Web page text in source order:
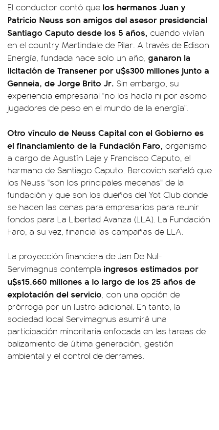
El conductor contó que los hermanos Juan y
Patricio Neuss son amigos del asesor presidencial
Santiago Caputo desde los 5 años, cuando vivían
en el country Martindale de Pilar. A través de Edison
Energía, fundada hace solo un año, ganaron la
licitación de Transener por u$s300 millones junto a
Genneia, de Jorge Brito Jr. Sin embargo, su
experiencia empresarial "no los hacía ni por asomo
jugadores de peso en el mundo de la energía".
Otro vínculo de Neuss Capital con el Gobierno es
el financiamiento de la Fundación Faro, organismo
a cargo de Agustín Laje y Francisco Caputo, el
hermano de Santiago Caputo. Bercovich señaló que
los Neuss "son los principales mecenas" de la
fundación y que son los dueños del Yot Club donde
se hacen las cenas para empresarios para reunir
fondos para La Libertad Avanza (LLA). La Fundación
Faro, a su vez, financia las campañas de LLA.
La proyección financiera de Jan De Nul-
Servimagnus contempla ingresos estimados por
u$s15.660 millones a lo largo de los 25 años de
explotación del servicio, con una opción de
prórroga por un lustro adicional. En tanto, la
sociedad local Servimagnus asumirá una
participación minoritaria enfocada en las tareas de
balizamiento de última generación, gestión
ambiental y el control de derrames.